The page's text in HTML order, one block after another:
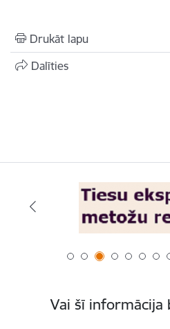
Drukāt lapu
Dalīties
Vai šī informācija